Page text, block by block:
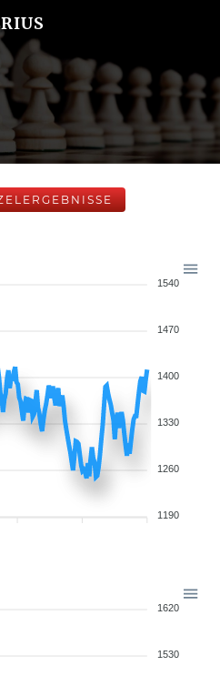
1540
1470
1400
1330
1260
1190
1620
1530